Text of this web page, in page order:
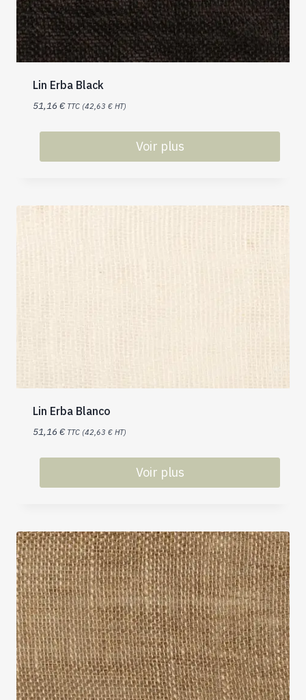
Lin Erba Black
51,16 € TTC (42,63 € HT)
Voir plus
Lin Erba Blanco
51,16 € TTC (42,63 € HT)
Voir plus